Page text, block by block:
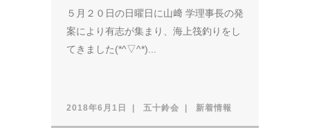
５月２０日の日曜日に山﨑 学理事長の発
案により有志が集まり、海上筏釣りをし
てきました(*^▽^*)...
2018年6月1日 五十鈴会 新着情報